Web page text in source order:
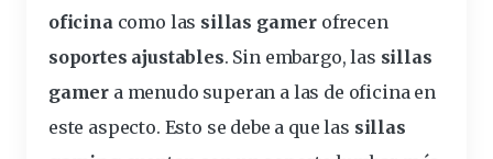
oficinacomo las sillas gamer ofrecen
soportes ajustables. Sin embargo, las sillas
gamer a menudo superan a las de oficina en
este aspecto. Esto se debe a que las sillas